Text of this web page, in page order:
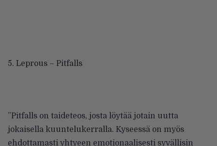
5. Leprous – Pitfalls
”Pitfalls on taideteos, josta löytää jotain uutta
jokaisella kuuntelukerralla. Kyseessä on myös
ehdottamasti yhtyeen emotionaalisesti syvällisin